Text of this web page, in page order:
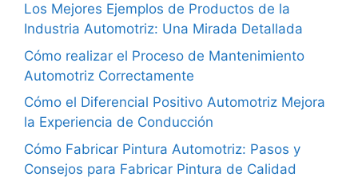
Los Mejores Ejemplos de Productos de la
Industria Automotriz: Una Mirada Detallada
Cómo realizar el Proceso de Mantenimiento
Automotriz Correctamente
Cómo el Diferencial Positivo Automotriz Mejora
la Experiencia de Conducción
Cómo Fabricar Pintura Automotriz: Pasos y
Consejos para Fabricar Pintura de Calidad